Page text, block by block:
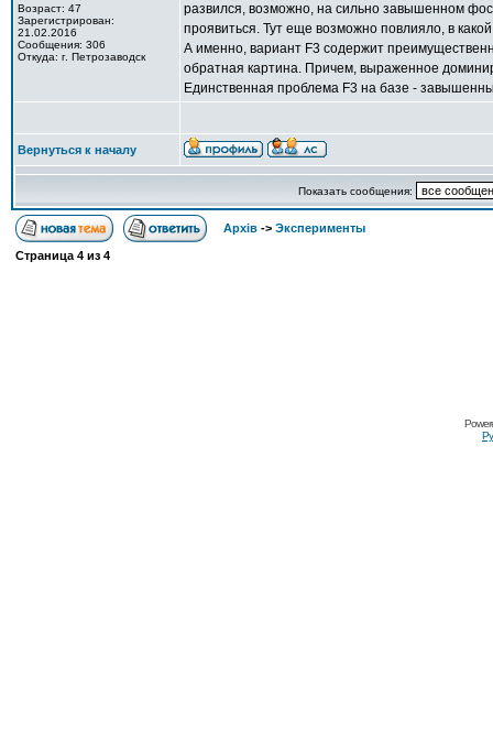
Возраст: 47
Зарегистрирован:
21.02.2016
Сообщения: 306
Откуда: г. Петрозаводск
развился, возможно, на сильно завышенном
проявиться. Тут еще возможно повлияло, в
А именно, вариант F3 содержит
обратная картина. Причем, выраженное
Единственная проблема F3 на базе -
Вернуться к началу
Показать сообщения:
Архів -> Эксперименты
Страница 4 из 4